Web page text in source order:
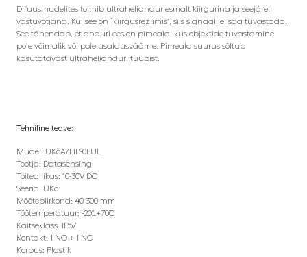
Difuusmudelites toimib ultraheliandur esmalt kiirgurina ja seejärel
vastuvõtjana. Kui see on “kiirgusrežiimis”, siis signaali ei saa tuvastada.
See tähendab, et anduri ees on pimeala, kus objektide tuvastamine
pole võimalik või pole usaldusväärne. Pimeala suurus sõltub
kasutatavast ultrahelianduri tüübist.
Tehniline teave:
Mudel: UK6A/HP-0EUL
Tootja: Datasensing
Toiteallikas: 10-30V DC
Seeria: UK6
Mõõtepiirkond: 40-300 mm
Töötemperatuur: -20˚…+70˚C
Kaitseklass: IP67
Kontakt: 1 NO + 1 NC
Korpus: Plastik